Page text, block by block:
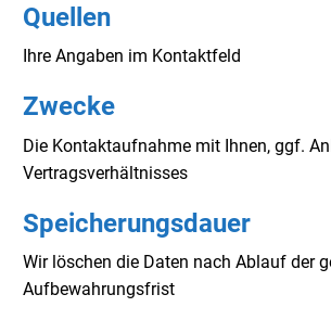
Quellen
Ihre Angaben im Kontaktfeld
Zwecke
Die Kontaktaufnahme mit Ihnen, ggf.
Vertragsverhältnisses
Speicherungsdauer
Wir löschen die Daten nach Ablauf der
Aufbewahrungsfrist